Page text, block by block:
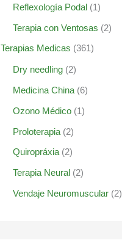
Reflexología Podal(1)
Terapia con Ventosas (2)
Terapias Medicas (361)
Dry needling(2)
Medicina China(6)
Ozono Médico(1)
Proloterapia(2)
Quiropráxia(2)
Terapia Neural(2)
Vendaje Neuromuscular(2)